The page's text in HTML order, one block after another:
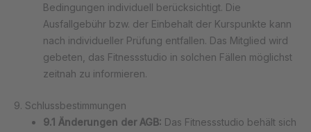
Bedingungen individuell berücksichtigt. Die
Ausfallgebühr bzw. der Einbehalt der Kurspunkte kann
nach individueller Prüfung entfallen. Das Mitglied wird
gebeten, das Fitnessstudio in solchen Fällen möglichst
zeitnah zu informieren.
9. Schlussbestimmungen
9.1 Änderungen der AGB: Das Fitnessstudio behält sich